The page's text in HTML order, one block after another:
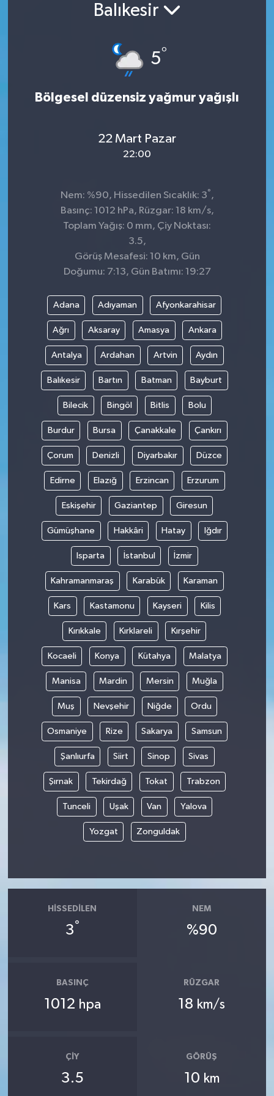
Balıkesir
5°
Bölgesel düzensiz yağmur yağışlı
22 Mart Pazar
22:00
Nem: %90, Hissedilen Sıcaklık: 3° ,
Basınç: 1012 hPa, Rüzgar: 18 km/s,
Toplam Yağış: 0 mm, Çiy Noktası:
3.5,
Görüş Mesafesi: 10 km, Gün
Doğumu: 7:13, Gün Batımı: 19:27
Adana Adıyaman Afyonkarahisar
Ağrı Aksaray Amasya Ankara
Antalya Ardahan Artvin Aydın
Balıkesir Bartın Batman Bayburt
Bilecik Bingöl Bitlis Bolu
Burdur Bursa Çanakkale Çankırı
Çorum Denizli Diyarbakır Düzce
Edirne Elazığ Erzincan Erzurum
Eskişehir Gaziantep Giresun
Gümüşhane Hakkâri Hatay Iğdır
Isparta İstanbul İzmir
Kahramanmaraş Karabük Karaman
Kars Kastamonu Kayseri Kilis
Kırıkkale Kırklareli Kırşehir
Kocaeli Konya Kütahya Malatya
Manisa Mardin Mersin Muğla
Muş Nevşehir Niğde Ordu
Osmaniye Rize Sakarya Samsun
Şanlıurfa Siirt Sinop Sivas
Şırnak Tekirdağ Tokat Trabzon
Tunceli Uşak Van Yalova
Yozgat Zonguldak
HISSEDILEN
3°
NEM
%90
BASINÇ
1012 hpa
RÜZGAR
18 km/s
ÇIY
3.5
GÖRÜŞ
10 km